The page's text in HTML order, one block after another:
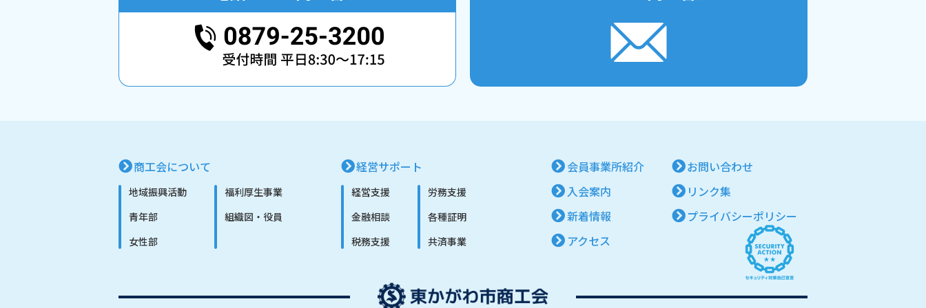
商工会について
地域振興活動
青年部
女性部
福利厚生事業
組織図・役員
経営サポート
経営支援
金融相談
税務支援
労務支援
各種証明
共済事業
会員事業所紹介
入会案内
新着情報
アクセス
お問い合わせ
リンク集
プライバシーポリシー